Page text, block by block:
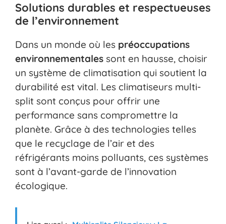
Solutions durables et respectueuses
de l’environnement
Dans un monde où les préoccupations
environnementales sont en hausse, choisir
un système de climatisation qui soutient la
durabilité est vital. Les climatiseurs multi-
split sont conçus pour offrir une
performance sans compromettre la
planète. Grâce à des technologies telles
que le recyclage de l’air et des
réfrigérants moins polluants, ces systèmes
sont à l’avant-garde de l’innovation
écologique.